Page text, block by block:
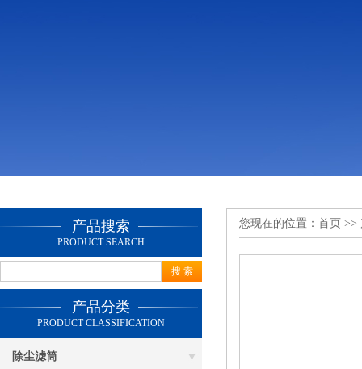
产品搜索
PRODUCT SEARCH
产品分类
PRODUCT CLASSIFICATION
除尘滤筒
您现在的位置： 首页 >>